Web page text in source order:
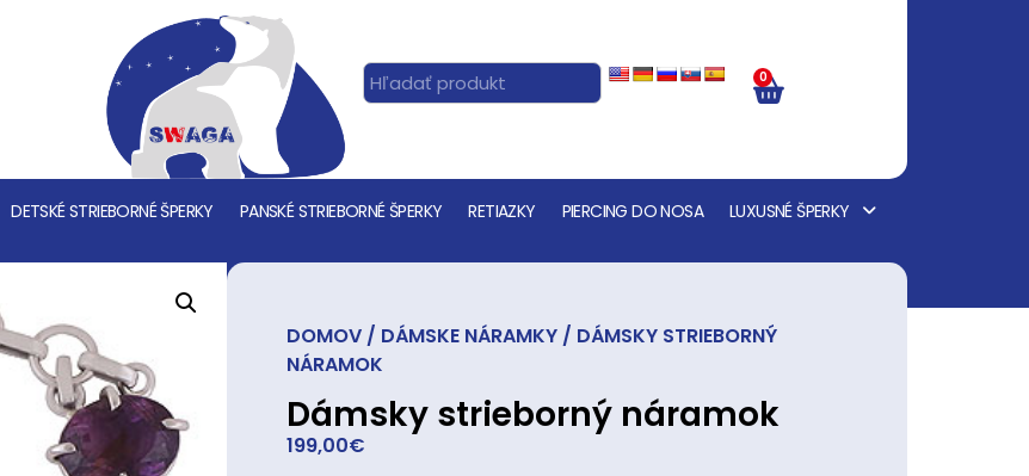
0
DETSKÉ STRIEBORNÉ ŠPERKY PANSKÉ STRIEBORNÉ ŠPERKY RETIAZKY PIERCING DO NOSA LUXUSNÉ ŠPERKY
DOMOV / DÁMSKE NÁRAMKY / DÁMSKY STRIEBORNÝ
NÁRAMOK
Dámsky strieborný náramok
199,00€